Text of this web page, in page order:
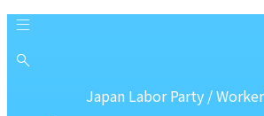
Japan Labor Party /